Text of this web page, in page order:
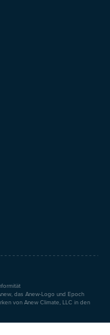
das Anew-Logo und Epoch
von Anew Climate, LLC in den